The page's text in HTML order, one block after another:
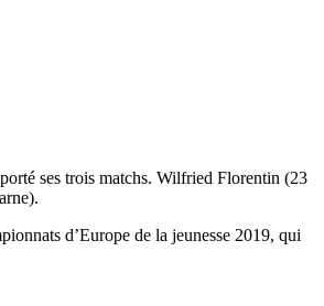
ses trois matchs. Wilfried Florentin (23
d’Europe de la jeunesse 2019, qui